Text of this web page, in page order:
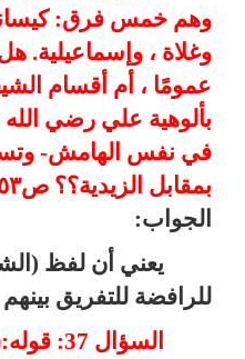
وهم خمس فرق:
وغلاة ، وإسماعيلية.
عمومًا ، أم أقسام
بألوهية علي رضي
في نفس الهامش-
بمقابل الزيدية؟؟ ص٢٥٣
الجواب:
يعني أن لفظ
للرافضة للتفريق بينهم
السؤال